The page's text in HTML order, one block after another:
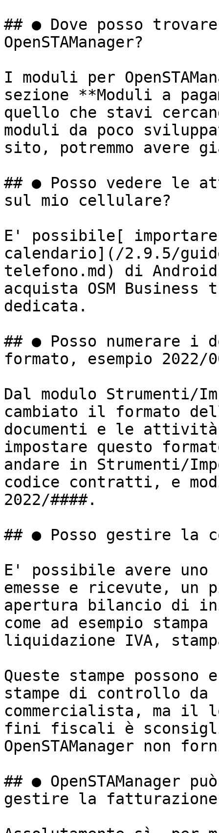
## ● Dove posso
OpenSTAManager?
I moduli per
sezione **Moduli a
quello che stavi
moduli da poco
sito, potremmo avere
## ● Posso vedere le
sul mio cellulare?
E' possibile[
calendario](/2.9.5/
telefono.md) di
acquista OSM
dedicata.
## ● Posso numerare i
formato, esempio 2022/
Dal modulo Strumenti/
cambiato il formato
documenti e le attività.
impostare questo
andare in Strumenti/
codice contratti, e
2022/####.
## ● Posso gestire la
E' possibile avere
emesse e ricevute, un
apertura bilancio di
come ad esempio
liquidazione IVA,
Queste stampe
stampe di controllo
commercialista, ma
fini fiscali è
OpenSTAManager non
## ● OpenSTAManager
gestire la